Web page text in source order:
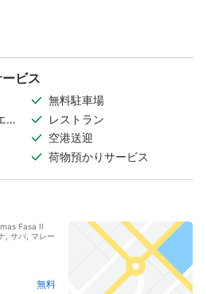
ビス
無料駐車場
ク
レストラン
空港送迎
荷物預かりサービス
Fasa II
, サバ, マレー
無料